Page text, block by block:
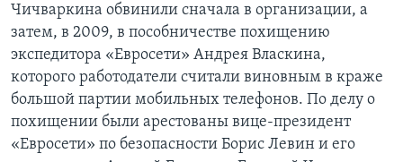
Чичваркина обвинили сначала в организации, а
затем, в 2009, в пособничестве похищению
экспедитора «Евросети» Андрея Власкина,
которого работодатели считали виновным в краже
большой партии мобильных телефонов. По делу о
похищении были арестованы вице-президент
«Евросети» по безопасности Борис Левин и его